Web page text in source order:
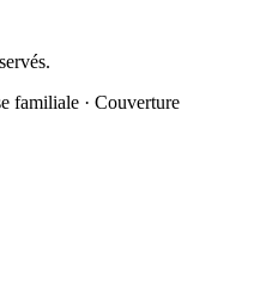
familiale · Couverture